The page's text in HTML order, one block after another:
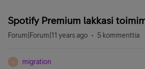
Spotify Premium lakkasi
Forum|Forum|11 years ago 5 kommenttia
M migration